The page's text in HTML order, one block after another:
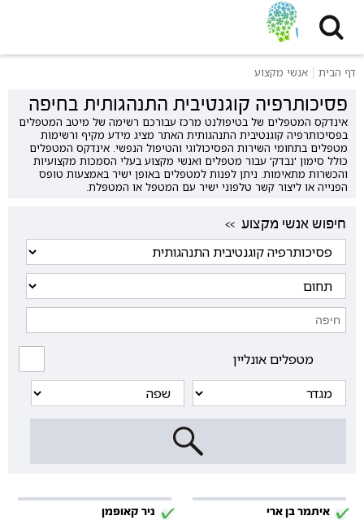
דף הבית אנשי מקצוע
פסיכותרפיה קוגנטיבית התנהגותית בחיפה
אינדקס המטפלים של בטיפולנט מרכז עבורכם רשימה של מיטב המטפלים
בפסיכותרפיה קוגנטיבית התנהגותית האתר מציג מידע מקיף ורשימות
מטפלים בתחומי השירות הפסיכולוגי והטיפול הנפשי. אינדקס המטפלים
כולל סימון 'נבדק' עבור מטפלים ואנשי מקצוע בעלי הסמכות מקצועיות
והכשרות מתאימות. ניתן לפנות למטפלים באופן ישיר באמצעות טופס
הפנייה או ליצור קשר טלפוני ישיר עם המטפל או המטפלת.
<< חיפוש אנשי מקצוע
מטפלים אונליין
איתמר בן ארי ניר קאופמן